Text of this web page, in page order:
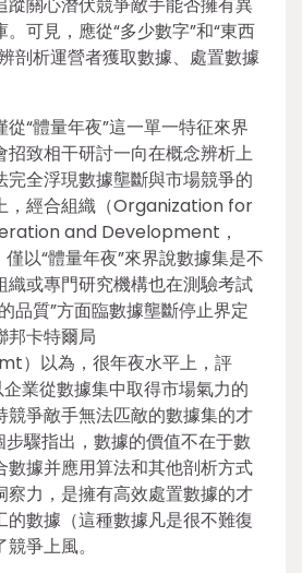
可見，應從“多少數字”和“東西
剖析運營者獲取數據、處置數據
“體量年夜”這一單一特征來界
招致相干研討一向在概念辨析上
完全浮現數據壟斷與市場競爭的
，經合組織（Organization for
and Development，
以“體量年夜”來界說數據集是不
織或專門研究機構也在測驗考試
品質”方面臨數據壟斷停止界定
邦卡特爾局
）以為，很年夜水平上，評
業從數據集中取得市場氣力的
競爭敵手無法匹敵的數據集的才
驟指出，數據的價值不在于數
數據并應用算法和其他剖析方式
察力，是擁有高效處置數據的才
的數據（這種數據凡是很不難復
爭上風。